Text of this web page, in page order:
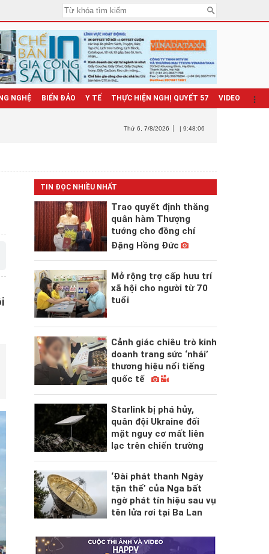
NGHỆ BIỂN ĐẢO Y TẾ THỰC HIỆN NGHỊ QUYẾT 57 VIDEO
Thứ 6 , 7/8/2026 | 9:48:07
TIN ĐỌC NHIỀU NHẤT
Trao quyết định thăng
quân hàm Thượng
tướng cho đồng chí
Đặng Hồng Đức
Mở rộng trợ cấp hưu trí
xã hội cho người từ 70
tuổi
Cảnh giác chiêu trò kinh
doanh trang sức ‘nhái’
thương hiệu nổi tiếng
quốc tế
Starlink bị phá hủy,
quân đội Ukraine đối
mặt nguy cơ mất liên
lạc trên chiến trường
‘Đài phát thanh Ngày
tận thế’ của Nga bất
ngờ phát tín hiệu sau vụ
tên lửa rơi tại Ba Lan